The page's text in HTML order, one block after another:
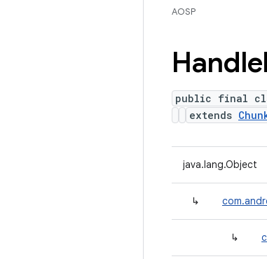
AOSP
Handle
public final
extends
java.lang.Object
↳
↳